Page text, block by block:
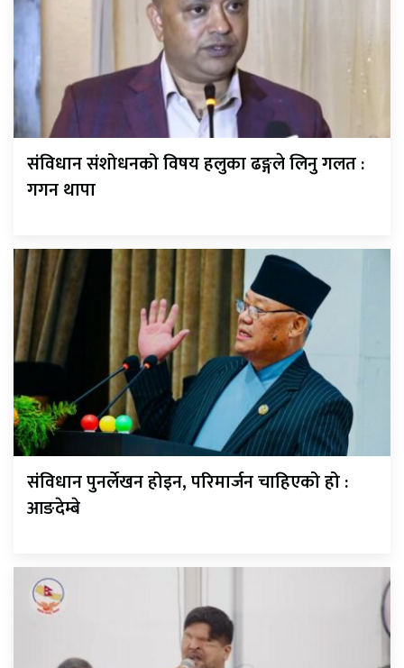
संविधान संशोधनको विषय हलुका ढङ्गले लिनु गलत :
गगन थापा
संविधान पुनर्लेखन होइन, परिमार्जन चाहिएको हो :
आङदेम्बे